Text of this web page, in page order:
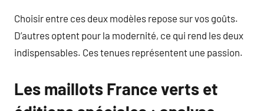
Choisir entre ces deux modèles repose sur vos goûts.
D’autres optent pour la modernité, ce qui rend les deux
indispensables. Ces tenues représentent une passion.
Les maillots France verts et